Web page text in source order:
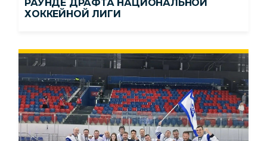
РАУНДЕ ДРАФТА НАЦИОНАЛЬНОЙ
ХОККЕЙНОЙ ЛИГИ